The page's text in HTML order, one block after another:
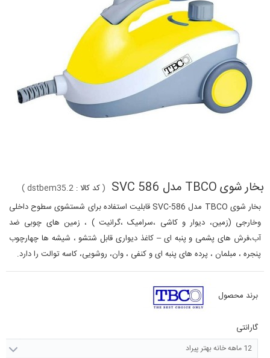
بخار شوی TBCO مدل SVC 586 (کد کالا : dstbem35.2
)
بخار شوی TBCO مدل SVC-586 قابلیت استفاده برای شستشوی سطوح داخلی
وخارجی (زمین، دیوار و کاشی ،سرامیک ،گرانیت ) ، زمین های چوبی ضد
آب،فرش های پشمی و پنبه ای – کاغذ دیواری قابل شتشو ، شیشه ها چهارچوب
پنجره ، مبلمان ، پرده های پنبه ای و کنفی ، وان، روشویی، کاسه توالت را دارد.
برند محصول
گارانتی
12 ماهه خانه بهتر پیراد